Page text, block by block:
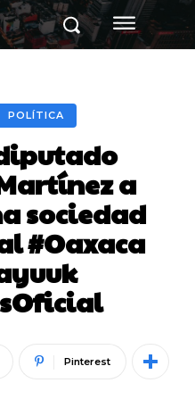
POLÍTICA
a
sociedad
#Oaxaca
Pinterest